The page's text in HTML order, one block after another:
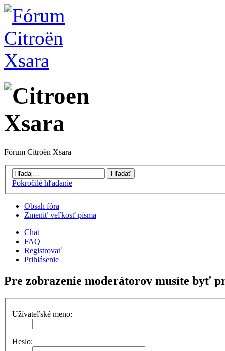
Fórum Citroën Xsara
Pokročilé hľadanie
Obsah fóra
Zmeniť veľkosť písma
Chat
FAQ
Registrovať
Prihlásenie
Pre zobrazenie moderátorov musíte byť
Užívateľské meno:
Heslo: